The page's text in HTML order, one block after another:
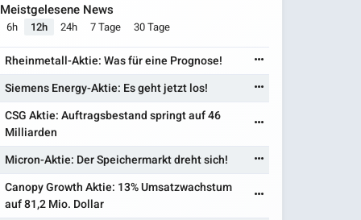
Meistgelesene News
6h 12h 24h 7 Tage 30 Tage
Rheinmetall-Aktie: Was für eine Prognose!
Siemens Energy-Aktie: Es geht jetzt los!
CSG Aktie: Auftragsbestand springt auf 46
Milliarden
Micron-Aktie: Der Speichermarkt dreht sich!
Canopy Growth Aktie: 13% Umsatzwachstum
auf 81,2 Mio. Dollar